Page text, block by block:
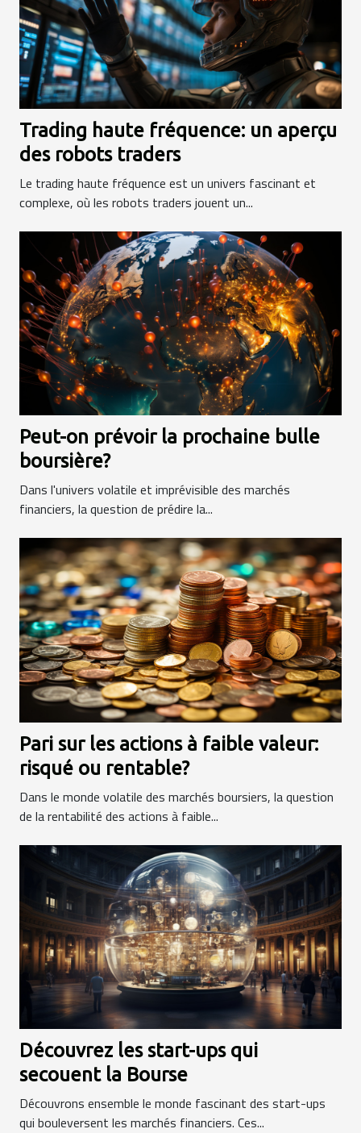
Trading haute fréquence: un aperçu
des robots traders
Le trading haute fréquence est un univers fascinant et
complexe, où les robots traders jouent un...
Peut-on prévoir la prochaine bulle
boursière?
Dans l'univers volatile et imprévisible des marchés
financiers, la question de prédire la...
Pari sur les actions à faible valeur:
risqué ou rentable?
Dans le monde volatile des marchés boursiers, la question
de la rentabilité des actions à faible...
Découvrez les start-ups qui
secouent la Bourse
Découvrons ensemble le monde fascinant des start-ups
qui bouleversent les marchés financiers. Ces...